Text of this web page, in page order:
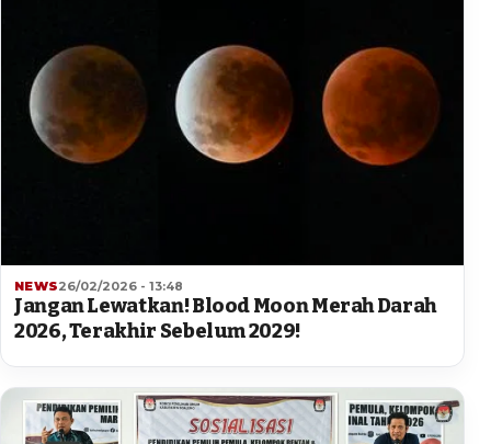
NEWS26/02/2026 - 13:48
Jangan Lewatkan! Blood Moon Merah Darah
2026, Terakhir Sebelum 2029!